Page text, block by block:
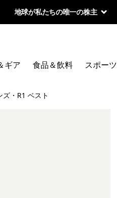
地球が私たちの唯一の株主
ギア 食品＆飲料 スポーツ
ズ・R1 ベスト